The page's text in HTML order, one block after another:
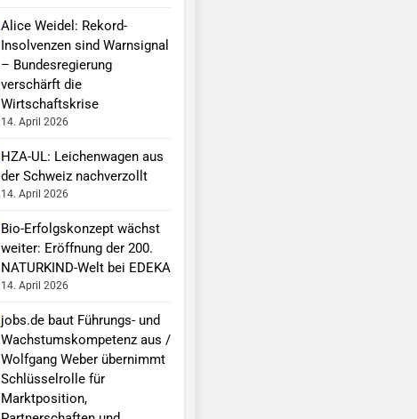
Alice Weidel: Rekord-
Insolvenzen sind Warnsignal
– Bundesregierung
verschärft die
Wirtschaftskrise
14. April 2026
HZA-UL: Leichenwagen aus
der Schweiz nachverzollt
14. April 2026
Bio-Erfolgskonzept wächst
weiter: Eröffnung der 200.
NATURKIND-Welt bei EDEKA
14. April 2026
jobs.de baut Führungs- und
Wachstumskompetenz aus /
Wolfgang Weber übernimmt
Schlüsselrolle für
Marktposition,